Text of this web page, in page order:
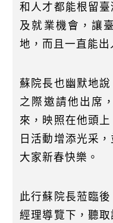
和人才都能根留
及就業機會，讓
地，而且一直能出
蘇院長也幽默地
之際邀請他出席
來，映照在他頭
日活動增添光采
大家新春快樂。
此行蘇院長蒞臨
經理導覽下，聽